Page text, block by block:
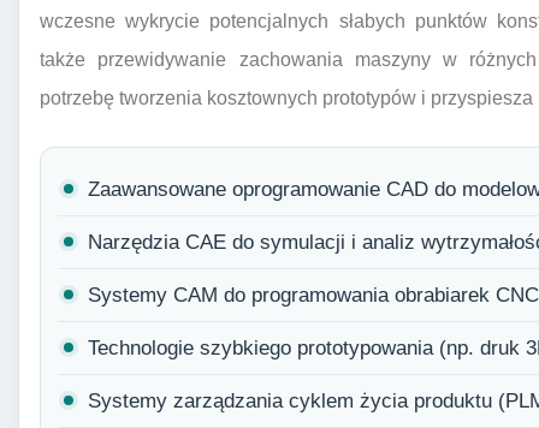
wczesne wykrycie potencjalnych słabych punktów
także przewidywanie zachowania maszyny w
potrzebę tworzenia kosztownych prototypów i
Zaawansowane oprogramowanie CAD do
Narzędzia CAE do symulacji i analiz
Systemy CAM do programowania obrabiarek
Technologie szybkiego prototypowania (np. druk
Systemy zarządzania cyklem życia produktu